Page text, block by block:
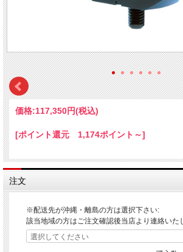
価格:117,350円(税込)
[ポイント還元 1,174ポイント～]
注文
※配送先が沖縄・離島の方は選択下さい:
該当地域の方はご注文確認後当店より連絡いた